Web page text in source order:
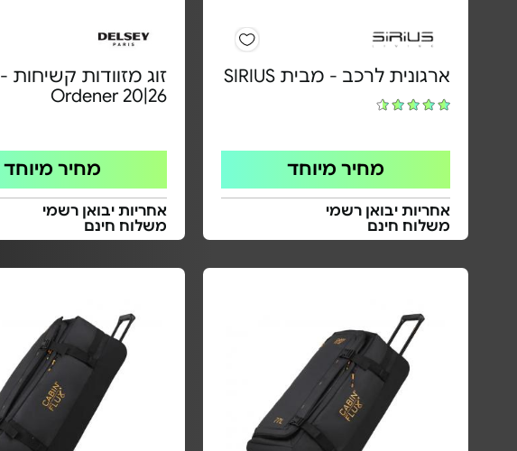
ארגונית לרכב - מבית SIRIUS
מחיר מיוחד
אחריות יבואן רשמי
משלוח חינם
זוג מזוודות קשיחות -
Ordener 20|26
מחיר מיוחד
אחריות יבואן רשמי
משלוח חינם